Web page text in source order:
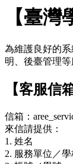
【臺
為維護良好的
明、後臺管理等
【客服信
信箱：
來信請提供：
1. 姓名
2. 服務單位／